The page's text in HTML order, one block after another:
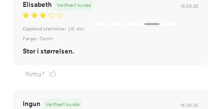
Elisabeth 16.06.26
Verifisert kunde
Opplevd størrelse: Litt stor
Farge: Denim
Stor i størrelsen.
Nyttig?
Ingun 14.06.26
Verifisert kunde